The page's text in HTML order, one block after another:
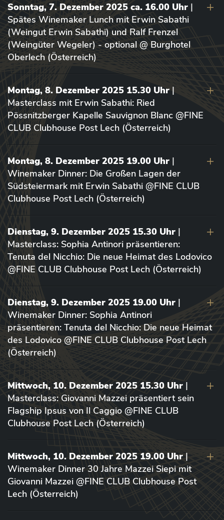
Sonntag, 7. Dezember 2025 ca. 16.00 Uhr |
Spätes Winemaker Lunch mit Erwin Sabathi
(Weingut Erwin Sabathi) und Ralf Frenzel
(Weingüter Wegeler) - optional @ Burghotel
Oberlech (Österreich)
Montag, 8. Dezember 2025 15.30 Uhr |
Masterclass mit Erwin Sabathi: Ried
Pössnitzberger Kapelle Sauvignon Blanc @FINE
CLUB Clubhouse Post Lech (Österreich)
Montag, 8. Dezember 2025 19.00 Uhr |
Winemaker Dinner: Die Großen Lagen der
Südsteiermark mit Erwin Sabathi @FINE CLUB
Clubhouse Post Lech (Österreich)
Dienstag, 9. Dezember 2025 15.30 Uhr |
Masterclass: Sophia Antinori präsentieren:
Tenuta del Nicchio: Die neue Heimat des Lodovico
@FINE CLUB Clubhouse Post Lech (Österreich)
Dienstag, 9. Dezember 2025 19.00 Uhr |
Winemaker Dinner: Sophia Antinori
präsentieren: Tenuta del Nicchio: Die neue Heimat
des Lodovico @FINE CLUB Clubhouse Post Lech
(Österreich)
Mittwoch, 10. Dezember 2025 15.30 Uhr |
Masterclass: Giovanni Mazzei präsentiert sein
Flagship Ipsus von Il Caggio @FINE CLUB
Clubhouse Post Lech (Österreich)
Mittwoch, 10. Dezember 2025 19.00 Uhr |
Winemaker Dinner 30 Jahre Mazzei Siepi mit
Giovanni Mazzei @FINE CLUB Clubhouse Post
Lech (Österreich)